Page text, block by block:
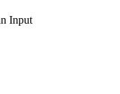
Input